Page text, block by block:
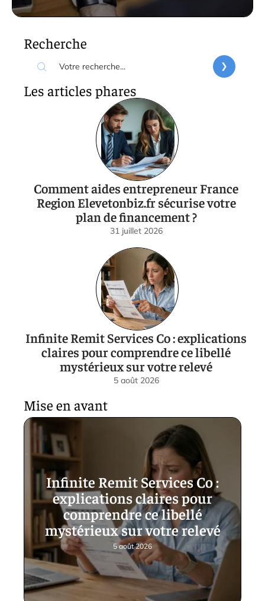
Recherche
Les articles phares
Comment aides entrepreneur France
Region Elevetonbiz.fr sécurise votre
plan de financement ?
31 juillet 2026
Infinite Remit Services Co : explications
claires pour comprendre ce libellé
mystérieux sur votre relevé
5 août 2026
Mise en avant
Infinite Remit Services Co :
explications claires pour
comprendre ce libellé
mystérieux sur votre relevé
5 août 2026